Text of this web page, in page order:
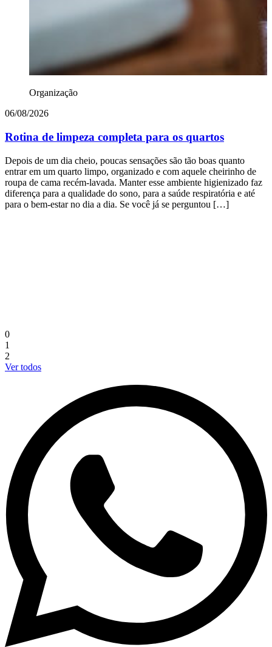
Organização
06/08/2026
Rotina de limpeza completa para os quartos
Depois de um dia cheio, poucas sensações são tão boas quanto
entrar em um quarto limpo, organizado e com aquele cheirinho de
roupa de cama recém-lavada. Manter esse ambiente higienizado faz
diferença para a qualidade do sono, para a saúde respiratória e até
para o bem-estar no dia a dia. Se você já se perguntou […]
0
1
2
Ver todos